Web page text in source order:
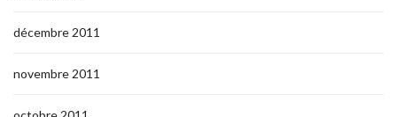
décembre 2011
novembre 2011